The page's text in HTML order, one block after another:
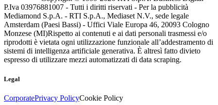
P.Iva 03976881007 - Tutti i diritti riservati - Per la pubblicità
Mediamond S.p.A. - RTI S.p.A., Mediaset N.V., sede legale
Amsterdam (Paesi Bassi) - Uffici Viale Europa 46, 20093 Cologno
Monzese (MI)Rispetto ai contenuti e ai dati personali trasmessi e/o
riprodotti è vietata ogni utilizzazione funzionale all’addestramento di
sistemi di intelligenza artificiale generativa. È altresì fatto divieto
espresso di utilizzare mezzi automatizzati di data scraping.
Legal
CorporatePrivacy PolicyCookie Policy